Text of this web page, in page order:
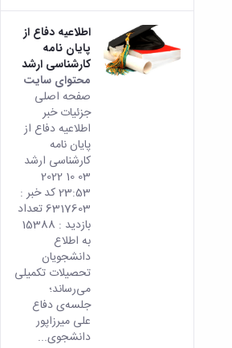
اطلاعیه دفاع از
پایان نامه
کارشناسی ارشد
محتوای سایت
صفحه اصلی
جزئیات خبر
اطلاعیه دفاع از
پایان نامه
کارشناسی ارشد
03 10 2022
23:53 کد خبر :
6317603 تعداد
بازدید : 15388
به اطلاع
دانشجویان
تحصیلات تکمیلی
می­‌رساند؛
جلسه‌ی‌ دفاع
علی میرزاپور
دانشجوی...